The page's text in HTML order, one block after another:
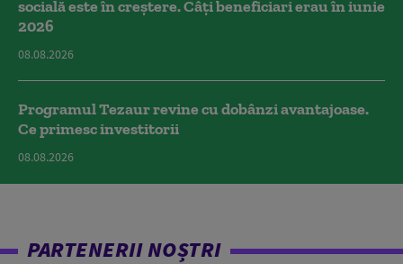
socială este în creștere. Câți beneficiari erau în iunie
2026
08.08.2026
Programul Tezaur revine cu dobânzi avantajoase.
Ce primesc investitorii
08.08.2026
PARTENERII NOȘTRI